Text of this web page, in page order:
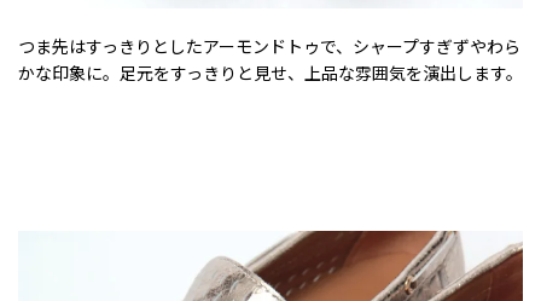
つま先はすっきりとしたアーモンドトゥで、シャープすぎずやわら
かな印象に。足元をすっきりと見せ、上品な雰囲気を演出します。